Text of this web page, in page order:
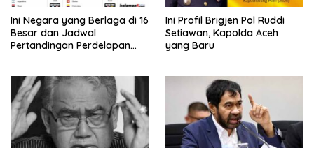
Ini Negara yang Berlaga di 16
Besar dan Jadwal
Pertandingan Perdelapan
Ini Profil Brigjen Pol Ruddi
Setiawan, Kapolda Aceh
yang Baru